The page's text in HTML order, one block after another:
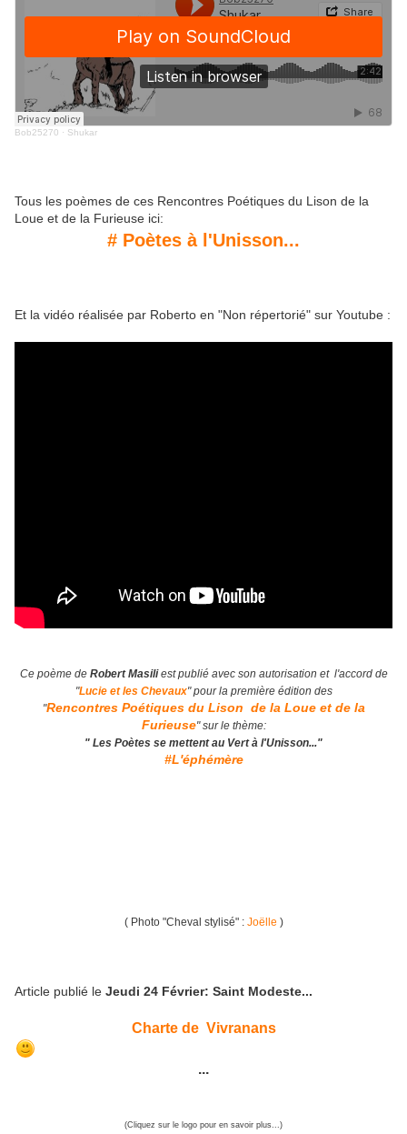
Bob25270 · Shukar
Tous les poèmes de ces Rencontres Poétiques du Lison de la
Loue et de la Furieuse ici:
# Poètes à l'Unisson...
Et la vidéo réalisée par Roberto en "Non répertorié" sur Youtube :
Ce poème de Robert Masiliest publié avec son autorisation et l'accord de
"Lucie et les Chevaux" pour la première édition des
"Rencontres Poétiques du Lison de la Loue et de la
Furieuse" sur le thème:
" Les Poètes se mettent au Vert à l'Unisson..."
#L'éphémère
( Photo "Cheval stylisé" : Joëlle )
Article publié le Jeudi 24 Février: Saint Modeste...
Charte de Vivranans
...
(Cliquez sur le logo pour en savoir plus...)